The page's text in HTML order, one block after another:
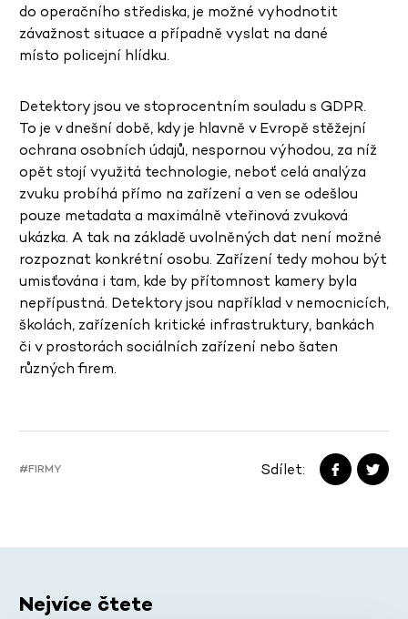
do operačního střediska, je možné vyhodnotit
závažnost situace a případně vyslat na dané
místo policejní hlídku.
Detektory jsou ve stoprocentním souladu s GDPR.
To je v dnešní době, kdy je hlavně v Evropě stěžejní
ochrana osobních údajů, nespornou výhodou, za níž
opět stojí využitá technologie, neboť celá analýza
zvuku probíhá přímo na zařízení a ven se odešlou
pouze metadata a maximálně vteřinová zvuková
ukázka. A tak na základě uvolněných dat není možné
rozpoznat konkrétní osobu. Zařízení tedy mohou být
umisťována i tam, kde by přítomnost kamery byla
nepřípustná. Detektory jsou například v nemocnicích,
školách, zařízeních kritické infrastruktury, bankách
či v prostorách sociálních zařízení nebo šaten
různých firem.
#FIRMY Sdílet:
Nejvíce čtete